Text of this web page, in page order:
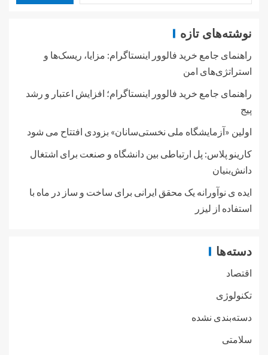
نوشته‌های تازه
راهنمای جامع خرید فالوور اینستاگرام: مزایا، ریسک‌ها و
استراتژی‌های امن
راهنمای جامع خرید فالوور اینستاگرام؛ افزایش اعتبار و رشد
پیج
اولین «آزمایشگاه ملی نخستی‌سانان» بزودی افتتاح می شود
کارینو پلاس: پل ارتباطی بین دانشگاه و صنعت برای اشتغال
دانش‌بنیان
ایده ی نوآورانه یک محقق ایرانی برای ساخت و ساز در ماه با
استفاده از لیزر
دسته‌ها
اقتصاد
تکنولوژی
دسته‌بندی نشده
سلامتی